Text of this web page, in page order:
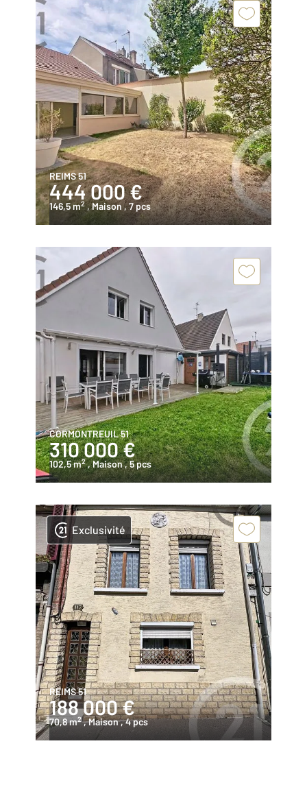
REIMS 51
444 000 €
146,5 m2 , Maison , 7 pcs
CORMONTREUIL 51
310 000 €
102,5 m2 , Maison, 5 pcs
Exclusivité
REIMS 51
188 000 €
70,8 m2 , Maison, 4 pcs